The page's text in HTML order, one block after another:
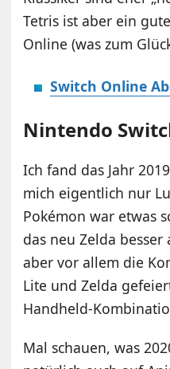
Tetris ist aber ein
Online (was zum
Switch Online
Nintendo
Ich fand das Jahr
mich eigentlich nur
Pokémon war etwas
das neu Zelda
aber vor allem die
Lite und Zelda
Handheld-
Mal schauen, was